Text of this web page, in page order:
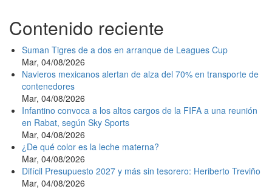
Contenido reciente
Suman Tigres de a dos en arranque de Leagues Cup
Mar, 04/08/2026
Navieros mexicanos alertan de alza del 70% en transporte de
contenedores
Mar, 04/08/2026
Infantino convoca a los altos cargos de la FIFA a una reunión
en Rabat, según Sky Sports
Mar, 04/08/2026
¿De qué color es la leche materna?
Mar, 04/08/2026
Difícil Presupuesto 2027 y más sin tesorero: Heriberto Treviño
Mar, 04/08/2026